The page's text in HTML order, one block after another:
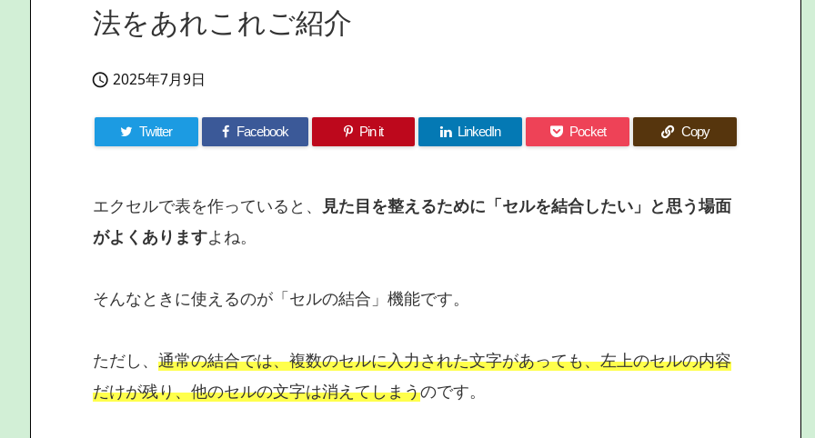
法をあれこれご紹介
 2025年7月9日
Twitter Facebook Pin it LinkedIn Pocket Copy
エクセルで表を作っていると、
見た目を整えるために「セルを結合したい」と思う場面
がよくありますよね。
そんなときに使えるのが「セルの結合」機能です。
ただし、 通常の結合では、複数のセルに入力された文字があっても、左上のセルの内容
だけが残り、他のセルの文字は消えてしまうのです。